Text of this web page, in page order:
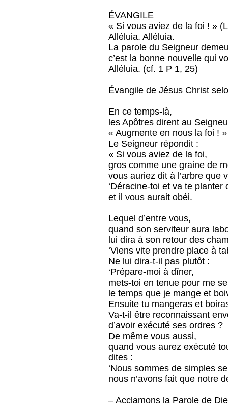
ÉVANGILE
« Si vous aviez de la foi ! »
Alléluia. Alléluia.
La parole du Seigneur
c’est la bonne nouvelle qui
Alléluia. (cf. 1 P 1, 25)
Évangile de Jésus Christ
En ce temps-là,
les Apôtres dirent au
« Augmente en nous la foi ! »
Le Seigneur répondit :
« Si vous aviez de la foi,
gros comme une graine de
vous auriez dit à l’arbre que
‘Déracine-toi et va te planter
et il vous aurait obéi.
Lequel d’entre vous,
quand son serviteur aura
lui dira à son retour des
‘Viens vite prendre place à
Ne lui dira-t-il pas plutôt :
‘Prépare-moi à dîner,
mets-toi en tenue pour me
le temps que je mange et
Ensuite tu mangeras et
Va-t-il être reconnaissant
d’avoir exécuté ses ordres ?
De même vous aussi,
quand vous aurez exécuté
dites :
‘Nous sommes de simples
nous n’avons fait que notre
– Acclamons la Parole de